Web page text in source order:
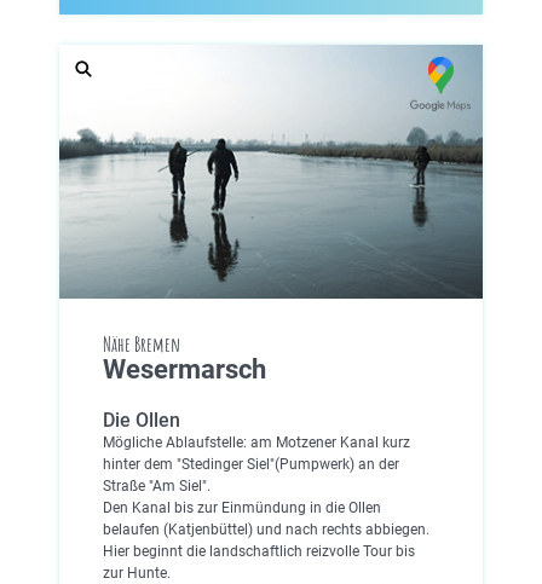
Nähe Bremen
Wesermarsch
Die Ollen
Mögliche Ablaufstelle: am Motzener Kanal kurz
hinter dem "Stedinger Siel"(Pumpwerk) an der
Straße "Am Siel".
Den Kanal bis zur Einmündung in die Ollen
belaufen (Katjenbüttel) und nach rechts abbiegen.
Hier beginnt die landschaftlich reizvolle Tour bis
zur Hunte.